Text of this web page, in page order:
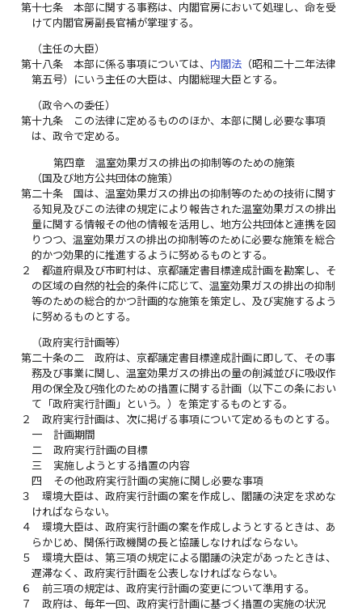
第十七条
本部に関する事務は、内閣官房において処理し、命を受
けて内閣官房副長官補が掌理する。
（主任の大臣）
第十八条
本部に係る事項については、 内閣法 （昭和二十二年法律
第五号）にいう主任の大臣は、内閣総理大臣とする。
（政令への委任）
第十九条
この法律に定めるもののほか、本部に関し必要な事項
は、政令で定める。
第四章 温室効果ガスの排出の抑制等のための施策
（国及び地方公共団体の施策）
第二十条
国は、温室効果ガスの排出の抑制等のための技術に関す
る知見及びこの法律の規定により報告された温室効果ガスの排出
量に関する情報その他の情報を活用し、地方公共団体と連携を図
りつつ、温室効果ガスの排出の抑制等のために必要な施策を総合
的かつ効果的に推進するように努めるものとする。
２
都道府県及び市町村は、京都議定書目標達成計画を勘案し、そ
の区域の自然的社会的条件に応じて、温室効果ガスの排出の抑制
等のための総合的かつ計画的な施策を策定し、及び実施するよう
に努めるものとする。
（政府実行計画等）
第二十条の二
政府は、京都議定書目標達成計画に即して、その事
務及び事業に関し、温室効果ガスの排出の量の削減並びに吸収作
用の保全及び強化のための措置に関する計画（以下この条におい
て「政府実行計画」という。）を策定するものとする。
２
政府実行計画は、次に掲げる事項について定めるものとする。
一
計画期間
二
政府実行計画の目標
三
実施しようとする措置の内容
四
その他政府実行計画の実施に関し必要な事項
３
環境大臣は、政府実行計画の案を作成し、閣議の決定を求めな
ければならない。
４
環境大臣は、政府実行計画の案を作成しようとするときは、あ
らかじめ、関係行政機関の長と協議しなければならない。
５
環境大臣は、第三項の規定による閣議の決定があったときは、
遅滞なく、政府実行計画を公表しなければならない。
６
前三項の規定は、政府実行計画の変更について準用する。
７
政府は、毎年一回、政府実行計画に基づく措置の実施の状況